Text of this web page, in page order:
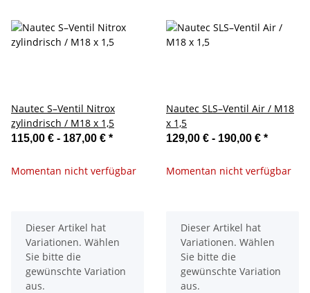
Nautec S–Ventil Nitrox
zylindrisch / M18 x 1,5
115,00 € - 187,00 € *
Momentan nicht verfügbar
x
Dieser Artikel hat
Variationen. Wählen
Sie bitte die
gewünschte Variation
aus.
Nautec SLS–Ventil Air / M18
x 1,5
129,00 € - 190,00 € *
Momentan nicht verfügbar
x
Dieser Artikel hat
Variationen. Wählen
Sie bitte die
gewünschte Variation
aus.